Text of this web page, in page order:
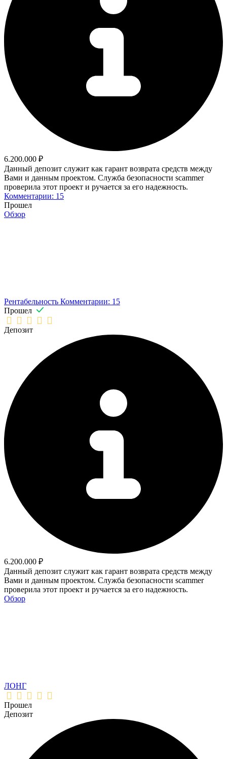
6.200.000 ₽
Данный депозит служит как гарант возврата средств между
Вами и данным проектом. Служба безопасности scammer
проверила этот проект и ручается за его надежность.
Комментарии: 15
Прошел
Обзор
Рентабельность Комментарии: 15
Прошел
Депозит
6.200.000 ₽
Данный депозит служит как гарант возврата средств между
Вами и данным проектом. Служба безопасности scammer
проверила этот проект и ручается за его надежность.
Обзор
ЛОНГ
Прошел
Депозит